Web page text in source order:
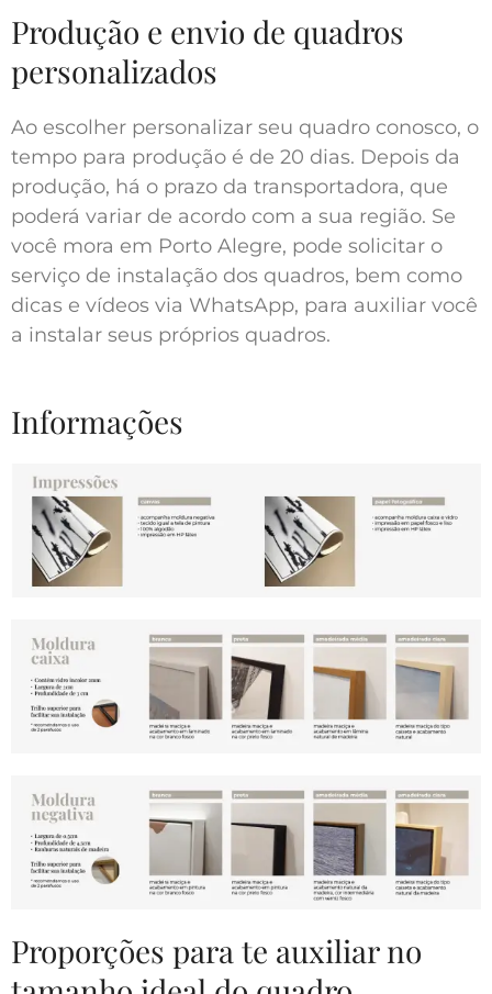
Produção e envio de quadros
personalizados
Ao escolher personalizar seu quadro conosco, o
tempo para produção é de 20 dias. Depois da
produção, há o prazo da transportadora, que
poderá variar de acordo com a sua região. Se
você mora em Porto Alegre, pode solicitar o
serviço de instalação dos quadros, bem como
dicas e vídeos via WhatsApp, para auxiliar você
a instalar seus próprios quadros.
Informações
Proporções para te auxiliar no